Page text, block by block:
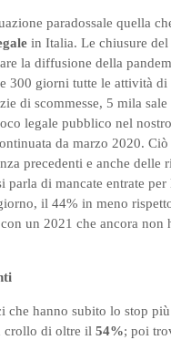
paradossale quella
in Italia. Le chiusure del
la diffusione della
300 giorni tutte le attività
di scommesse, 5 mila
legale pubblico nel nostro
da marzo 2020.
precedenti e anche delle
parla di mancate entrate
il 44% in meno
un 2021 che ancora non
che hanno subito lo stop
crollo di oltre il 54%; poi